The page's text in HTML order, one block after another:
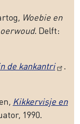
Woebie en
. Delft:
de kankantri
.
Kikkervisje en
1990.